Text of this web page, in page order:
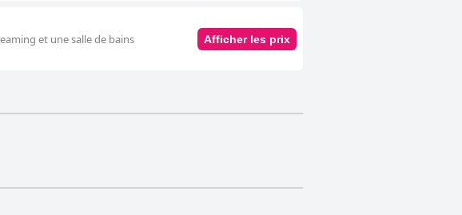
et une salle de bains
Afficher les prix